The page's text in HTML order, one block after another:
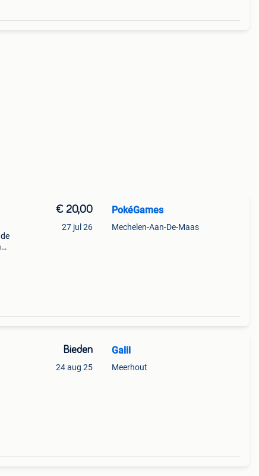
€ 20,00
27 jul 26
PokéGames
Mechelen-Aan-De-Maas
Bieden
24 aug 25
Galil
Meerhout